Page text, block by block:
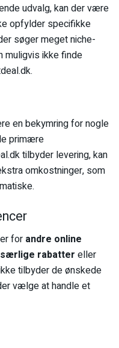
udvalg, kan der være
opfylder specifikke
søger meget niche-
muligvis ikke finde
en bekymring for nogle
primære
tilbyder levering, kan
omkostninger, som
for andre online
særlige rabatter eller
tilbyder de ønskede
vælge at handle et